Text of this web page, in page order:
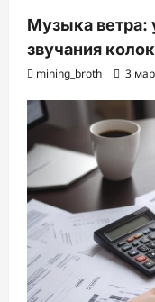
Музыка ветра:
звучания
mining_broth 3